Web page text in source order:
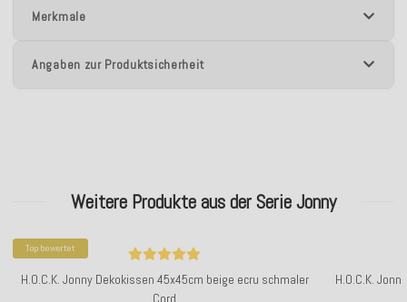
Merkmale
Angaben zur Produktsicherheit
Weitere Produkte aus der Serie Jonny
Top bewertet
H.O.C.K. Jonny Dekokissen 45x45cm beige ecru schmaler
Cord
H.O.C.K.